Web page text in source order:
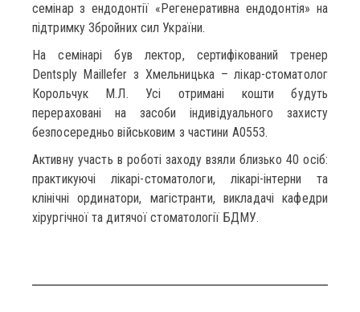
семінар з ендодонтії «Регенеративна ендодонтія» на
підтримку Збройних сил України.
На семінарі був лектор, сертифікований тренер
Dentsply Maillefer з Хмельницька – лікар-стоматолог
Корольчук М.Л. Усі отримані кошти будуть
перераховані на засоби індивідуального захисту
безпосередньо військовим з частини А0553.
Активну участь в роботі заходу взяли близько 40 осіб:
практикуючі лікарі-стоматологи, лікарі-інтерни та
клінічні ординатори, магістранти, викладачі кафедри
хірургічної та дитячої стоматології БДМУ.